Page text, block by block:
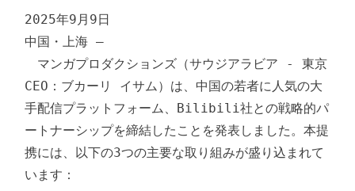
2025年9月9日
中国・上海 –
マンガプロダクションズ（サウジアラビア - 東京
CEO：ブカーリ イサム）は、中国の若者に人気の大
手配信プラットフォーム、Bilibili社との戦略的パ
ートナーシップを締結したことを発表しました。本提
携には、以下の3つの主要な取り組みが盛り込まれて
います：